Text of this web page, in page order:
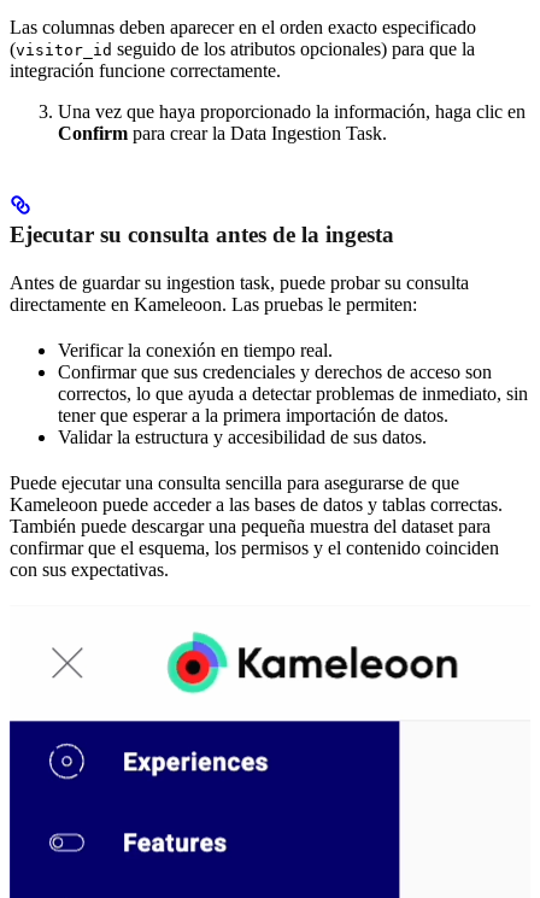
Las columnas deben aparecer en el orden exacto especificado
(visitor_id seguido de los atributos opcionales) para que la
integración funcione correctamente.
Una vez que haya proporcionado la información, haga clic en
Confirm para crear la Data Ingestion Task.
Ejecutar su consulta antes de la ingesta
Antes de guardar su ingestion task, puede probar su consulta
directamente en Kameleoon. Las pruebas le permiten:
Verificar la conexión en tiempo real.
Confirmar que sus credenciales y derechos de acceso son
correctos, lo que ayuda a detectar problemas de inmediato, sin
tener que esperar a la primera importación de datos.
Validar la estructura y accesibilidad de sus datos.
Puede ejecutar una consulta sencilla para asegurarse de que
Kameleoon puede acceder a las bases de datos y tablas correctas.
También puede descargar una pequeña muestra del dataset para
confirmar que el esquema, los permisos y el contenido coinciden
con sus expectativas.